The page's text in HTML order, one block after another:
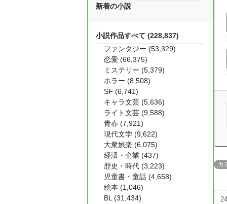
カ
新着の小説
小説作品すべて (228,837)
ファンタジー (53,329)
恋愛 (66,375)
ミステリー (5,379)
ホラー (8,508)
SF (6,741)
キャラ文芸 (5,636)
ライト文芸 (9,588)
青春 (7,921)
現代文学 (9,622)
大衆娯楽 (6,075)
経済・企業 (437)
歴史・時代 (3,223)
児童書・童話 (4,658)
絵本 (1,046)
BL (31,434)